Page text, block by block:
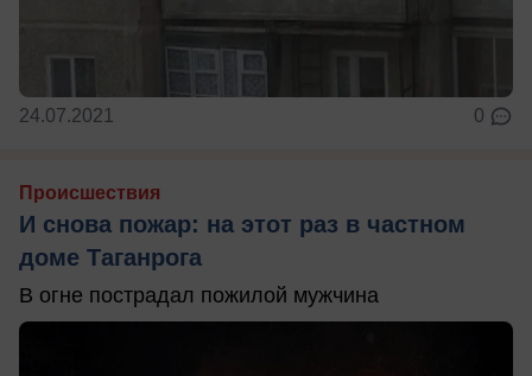
24.07.2021 0
Происшествия
И снова пожар: на этот раз в частном
доме Таганрога
В огне пострадал пожилой мужчина